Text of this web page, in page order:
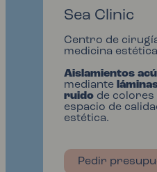
Sea Clinic
Centro de
medicina
Aislamientos
mediante
ruidode colores
espacio de
estética.
Pedir